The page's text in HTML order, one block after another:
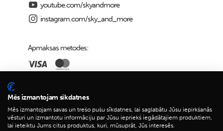
youtube.com/skyandmore
instagram.com/sky_and_more
Apmaksas metodes:
Piegādes iespējas:
Mēs izmantojam sīkdatnes
Mēs izmantojam savas un trešo pušu sīkdatnes, lai saglabātu Jūsu iepirkšanās
vēsturi un izmantotu informāciju par Jūsu iepriekš iegādātajiem produktiem,
lai ieteiktu Jums citus produktus, kuri, mūsuprāt, Jūs interesēs.